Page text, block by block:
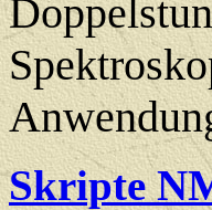
Skripte